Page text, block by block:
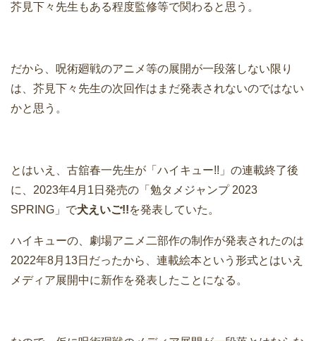
芥見下々先生もある程度監修等で関わると思う。
だから、呪術廻戦のアニメ等の展開が一段落しない限り
は、芥見下々先生の次回作はまだ発表されないのではない
かと思う。
とはいえ、古舘春一先生が「ハイキュー!!」の連載終了後
に、2023年4月1日発売の「勉タメジャンプ 2023
SPRING」で犬えいご!!を発表していた。
ハイキューの、劇場アニメ二部作の制作が発表されたのは
2022年8月13日だったから、連載絵本という形式とはいえ
メディア展開中に新作を発表したことになる。